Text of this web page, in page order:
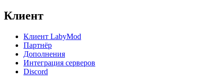
Клиент
Клиент LabyMod
Партнёр
Дополнения
Интеграция серверов
Discord